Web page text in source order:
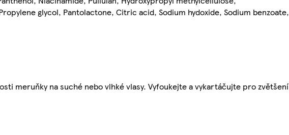
glycol, Pantolactone, Citric acid, Sodium hydoxide, Sodium benzoate,
meruňky na suché nebo vlhké vlasy. Vyfoukejte a vykartáčujte pro zvětšení